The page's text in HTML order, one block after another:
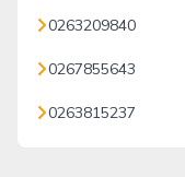
0263209840
0267855643
0263815237